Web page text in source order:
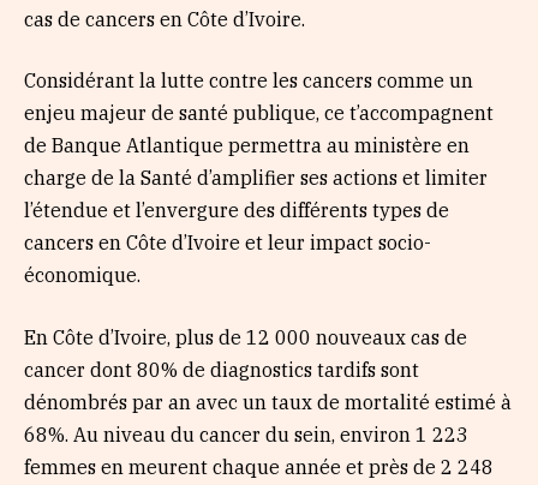
cas de cancers en Côte d’Ivoire.
Considérant la lutte contre les cancers comme un
enjeu majeur de santé publique, ce t’accompagnent
de Banque Atlantique permettra au ministère en
charge de la Santé d’amplifier ses actions et limiter
l’étendue et l’envergure des différents types de
cancers en Côte d’Ivoire et leur impact socio-
économique.
En Côte d’Ivoire, plus de 12 000 nouveaux cas de
cancer dont 80% de diagnostics tardifs sont
dénombrés par an avec un taux de mortalité estimé à
68%. Au niveau du cancer du sein, environ 1 223
femmes en meurent chaque année et près de 2 248